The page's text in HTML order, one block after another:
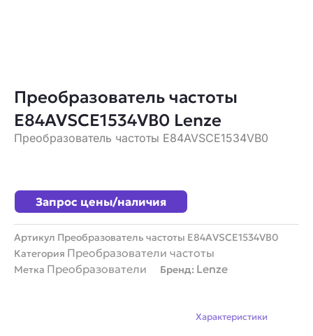
Преобразователь частоты
E84AVSCE1534VB0 Lenze
Преобразователь частоты E84AVSCE1534VB0
Запрос цены/наличия
Артикул Преобразователь частоты E84AVSCE1534VB0
Категория Преобразователи частоты
Метка Преобразователи Бренд: Lenze
Характеристики